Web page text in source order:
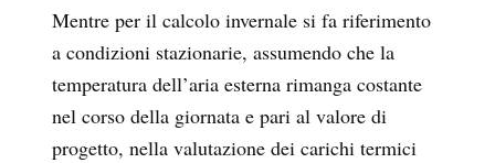
Mentre per il calcolo invernale si fa riferimento
a condizioni stazionarie, assumendo che la
temperatura dell’aria esterna rimanga costante
nel corso della giornata e pari al valore di
progetto, nella valutazione dei carichi termici